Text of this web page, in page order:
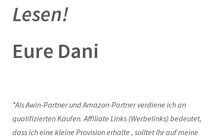
Lesen!
Eure Dani
*Als Awin-Partner und Amazon-Partner verdiene ich an
qualifizierten Käufen. Affiliate Links (Werbelinks) bedeutet,
dass icheine kleine Provision erhalte , solltet Ihr auf meine